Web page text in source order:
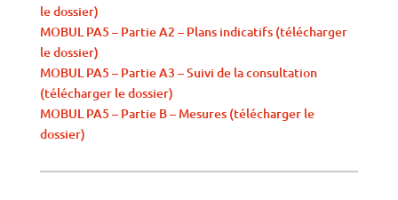
le dossier)
MOBUL PA5 – Partie A2 – Plans indicatifs (télécharger
le dossier)
MOBUL PA5 – Partie A3 – Suivi de la consultation
(télécharger le dossier)
MOBUL PA5 – Partie B – Mesures (télécharger le
dossier)